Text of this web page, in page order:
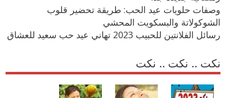
وصفات حلويات عيد الحب: طريقة تحضير قلوب
الشوكولاتة والبسكويت المحشي
رسائل الفلانتين للحبيب 2023 تهاني عيد حب سعيد للعشاق
نكت .. نكت .. نكت